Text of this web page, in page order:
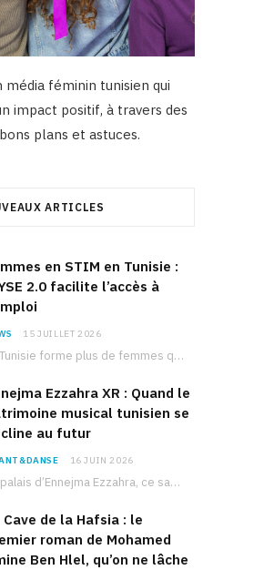
média féminin tunisien qui
impact positif, à travers des
plans et astuces.
ARTICLES
en STIM en Tunisie :
2.0 facilite l’accès à
15 JUILLET 2026
La Tunisie forme plus de femmes que d’hommes dans les filières scientifiques. Pourtant, pour beaucoup…
Ezzahra XR : Quand le
musical tunisien se
au futur
16 JUIN 2026
Le palais d’Ennejma Ezzahra, ce sanctuaire de la musique tunisienne et méditerranéenne construit par le…
Cave de la Hafsia : le
roman de Mohamed
Ben Hlel, qu’on ne lâche